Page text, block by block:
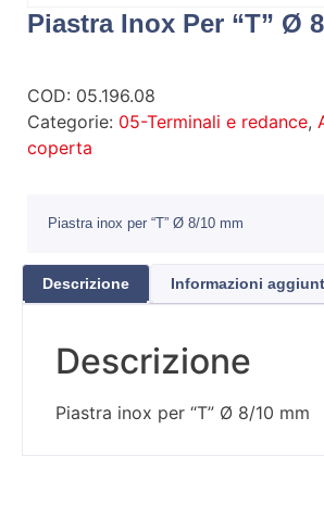
Piastra Inox Per “T” Ø
COD: 05.196.08
Categorie: 05-Terminali e redance,
coperta
Piastra inox per “T” Ø 8/10 mm
Descrizione Informazioni
Descrizione
Piastra inox per “T” Ø 8/10 mm